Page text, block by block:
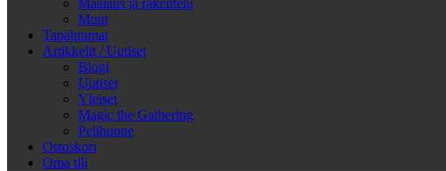
Maalaus ja rakentelu
Muut
Tapahtumat
Artikkelit / Uutiset
Blogi
Uutiset
Yleiset
Magic the Gathering
Pelihuone
Ostoskori
Oma tili